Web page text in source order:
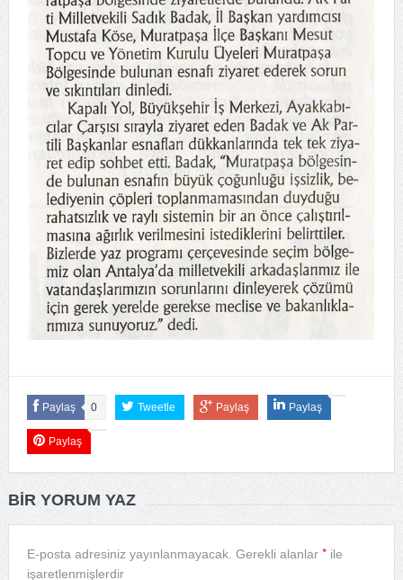
Paylaş 0 Tweetle Paylaş Paylaş
Paylaş
BIR YORUM YAZ
E-posta adresiniz yayınlanmayacak. Gerekli alanlar *ile
işaretlenmişlerdir